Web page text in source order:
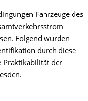
Fahrzeuge des
Folgend wurden
durch diese
Praktikabilität der